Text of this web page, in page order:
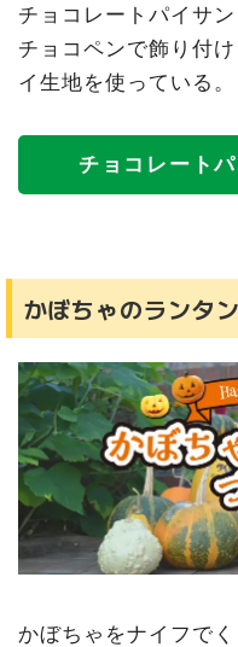
チョコレートパイサ
チョコペンで飾り付
イ生地を使っている。
チョコレート
かぼちゃのランタ
かぼちゃをナイフで